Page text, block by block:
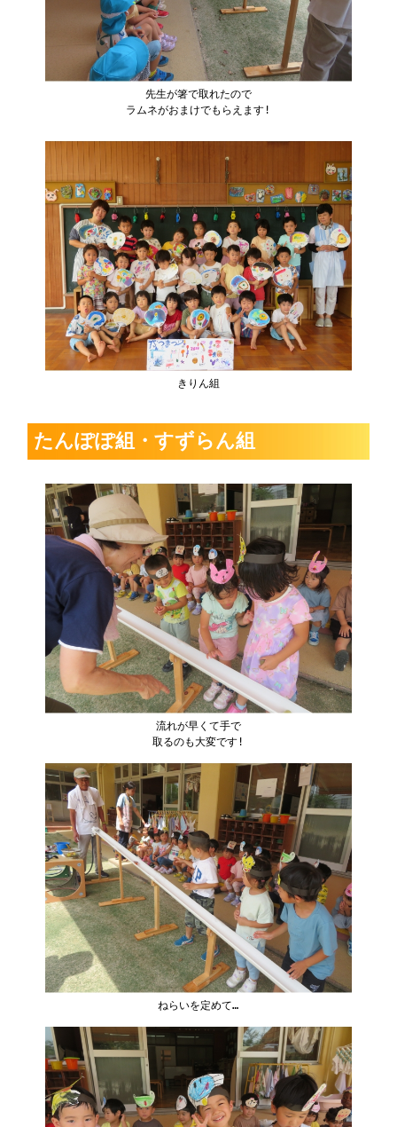
先生が箸で取れたので
ラムネがおまけでもらえます!
きりん組
たんぽぽ組・すずらん組
流れが早くて手で
取るのも大変です!
ねらいを定めて…